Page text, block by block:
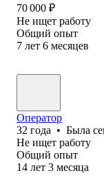
70 000 ₽
Не ищет работу
Общий опыт
7 лет 6 месяцев
Оператор
32 года • Была
Не ищет работу
Общий опыт
14 лет 3 месяца